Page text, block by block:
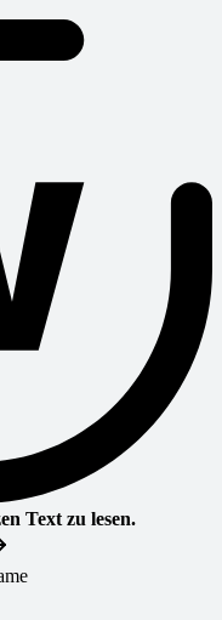
Text zu lesen.